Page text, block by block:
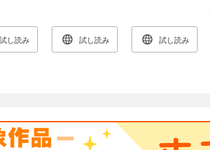
試し読み 試し読み 試し読み